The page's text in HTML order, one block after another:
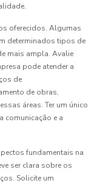
oferecidos. Algumas
determinados tipos de
mais ampla. Avalie
pode atender a
de
de obras,
áreas. Ter um único
comunicação e a
fundamentais na
ser clara sobre os
Solicite um